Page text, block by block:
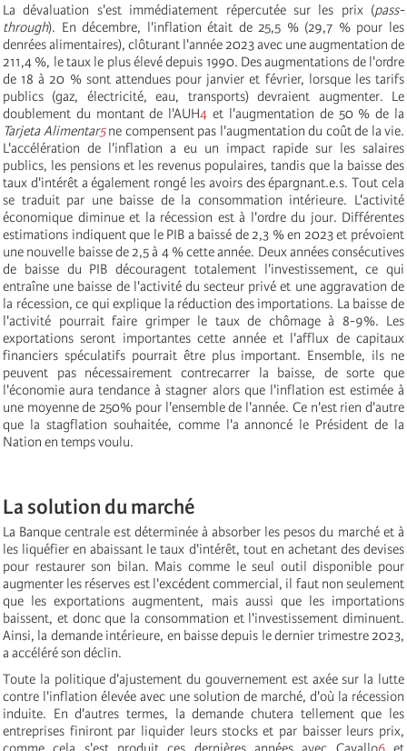
La dévaluation s'est immédiatement répercutée sur les prix (pass-
through). En décembre, l'inflation était de 25,5 % (29,7 % pour les
denrées alimentaires), clôturant l'année 2023 avec une augmentation de
211,4 %, le taux le plus élevé depuis 1990. Des augmentations de l'ordre
de 18 à 20 % sont attendues pour janvier et février, lorsque les tarifs
publics (gaz, électricité, eau, transports) devraient augmenter. Le
doublement du montant de l'AUH4 et l'augmentation de 50 % de la
Tarjeta Alimentar5ne compensent pas l'augmentation du coût de la vie.
L'accélération de l'inflation a eu un impact rapide sur les salaires
publics, les pensions et les revenus populaires, tandis que la baisse des
taux d'intérêt a également rongé les avoirs des épargnant.e.s. Tout cela
se traduit par une baisse de la consommation intérieure. L'activité
économique diminue et la récession est à l'ordre du jour. Différentes
estimations indiquent que le PIB a baissé de 2,3 % en 2023 et prévoient
une nouvelle baisse de 2,5 à 4 % cette année. Deux années consécutives
de baisse du PIB découragent totalement l'investissement, ce qui
entraîne une baisse de l'activité du secteur privé et une aggravation de
la récession, ce qui explique la réduction des importations. La baisse de
l'activité pourrait faire grimper le taux de chômage à 8-9%. Les
exportations seront importantes cette année et l'afflux de capitaux
financiers spéculatifs pourrait être plus important. Ensemble, ils ne
peuvent pas nécessairement contrecarrer la baisse, de sorte que
l'économie aura tendance à stagner alors que l'inflation est estimée à
une moyenne de 250% pour l'ensemble de l'année. Ce n'est rien d'autre
que la stagflation souhaitée, comme l'a annoncé le Président de la
Nation en temps voulu.
La solution du marché
La Banque centrale est déterminée à absorber les pesos du marché et à
les liquéfier en abaissant le taux d'intérêt, tout en achetant des devises
pour restaurer son bilan. Mais comme le seul outil disponible pour
augmenter les réserves est l'excédent commercial, il faut non seulement
que les exportations augmentent, mais aussi que les importations
baissent, et donc que la consommation et l'investissement diminuent.
Ainsi, la demande intérieure, en baisse depuis le dernier trimestre 2023,
a accéléré son déclin.
Toute la politique d'ajustement du gouvernement est axée sur la lutte
contre l'inflation élevée avec une solution de marché, d'où la récession
induite. En d'autres termes, la demande chutera tellement que les
entreprises finiront par liquider leurs stocks et par baisser leurs prix,